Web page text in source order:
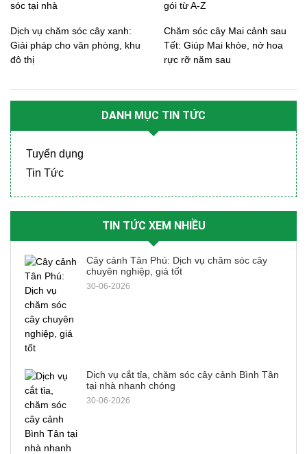
sóc tại nhà gói từ A-Z
Dịch vụ chăm sóc cây xanh:
Giải pháp cho văn phòng, khu
đô thị
Chăm sóc cây Mai cảnh sau
Tết: Giúp Mai khỏe, nở hoa
rực rỡ năm sau
DANH MỤC TIN TỨC
Tuyển dụng
Tin Tức
TIN TỨC XEM NHIỀU
Cây cảnh Tân Phú: Dịch vụ chăm sóc cây
chuyên nghiệp, giá tốt
30-06-2026
Dịch vụ cắt tỉa, chăm sóc cây cảnh Bình Tân
tại nhà nhanh chóng
30-06-2026